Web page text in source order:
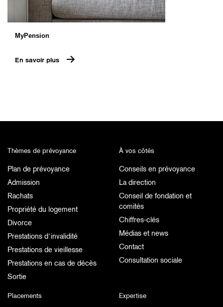
MyPension
En savoir plus
Thèmes de prévoyance
Plan de prévoyance
Admission
Rachats
Propriété du logement
Divorce
Prestations d’invalidité
Prestations de vieillesse
Prestations en cas de décès
Sortie
À vos côtés
Conseils en prévoyance
La direction
Conseil de fondation et
comités
Chiffres-clés
Médias et news
Contact
Consultation sociale
Placements Expertise